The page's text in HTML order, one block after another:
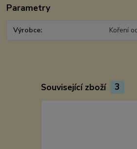
Parametry
Výrobce Koření
Související zboží 3